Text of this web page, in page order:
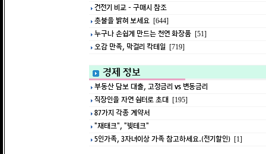
건전기 비교 - 구매시 참조
촛불을 밝혀 보세요 [644]
누구나 손쉽게 만드는 천연 화장품 [51]
오감 만족, 막걸리 칵테일 [719]
경제 정보
부동산 담보 대출, 고정금리 vs 변동금리
직장인을 자연 쉼터로 초대 [195]
87가지 각종 계약서
"재태크", "빚테크"
5인가족, 3자녀이상 가족 참고하세요.(전기할인) [1]